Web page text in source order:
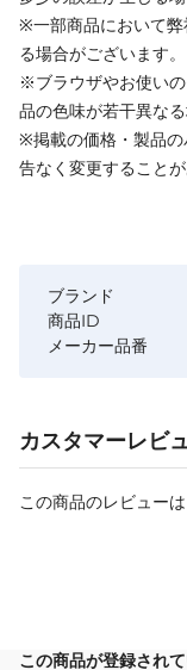
※一部商品において弊
る場合がございます。
※ブラウザやお使い
品の色味が若干異なる
※掲載の価格・製品
告なく変更すること
ブランド
商品ID
メーカー品番
カスタマーレビ
この商品のレビューは
この商品が登録され